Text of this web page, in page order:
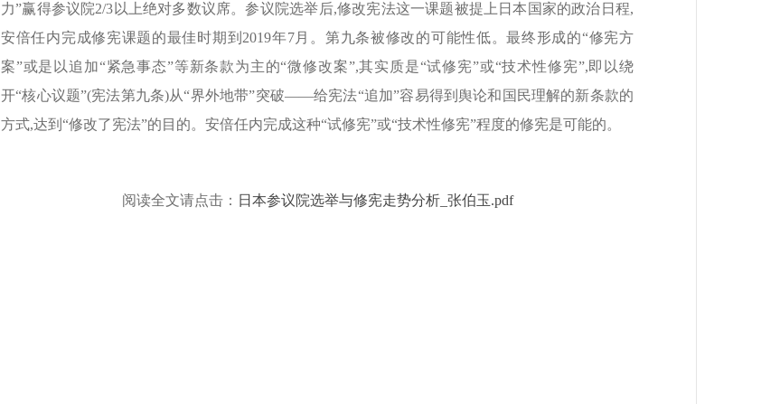
力”赢得参议院2/3以上绝对多数议席。参议院选举后,修改宪法这一课题被提上日本国家的政治日程,
安倍任内完成修宪课题的最佳时期到2019年7月。第九条被修改的可能性低。最终形成的“修宪方
案”或是以追加“紧急事态”等新条款为主的“微修改案”,其实质是“试修宪”或“技术性修宪”,即以绕
开“核心议题”(宪法第九条)从“界外地带”突破——给宪法“追加”容易得到舆论和国民理解的新条款的
方式,达到“修改了宪法”的目的。安倍任内完成这种“试修宪”或“技术性修宪”程度的修宪是可能的。
阅读全文请点击： 日本参议院选举与修宪走势分析_张伯玉.pdf